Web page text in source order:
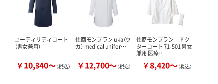
ユーティリティコート
（男女兼用）
￥10,840～（税込）
住商モンブラン uka（ウ
カ） medical unifor…
￥12,700～（税込）
住商モンブラン ドク
ターコート 71-501 男女
兼用 医療…
￥8,420～（税込）